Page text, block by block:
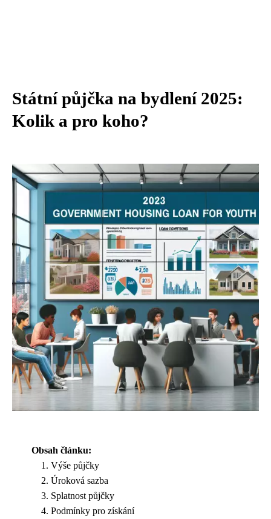
Státní půjčka na bydlení 2025:
Kolik a pro koho?
Obsah článku:
Výše půjčky
Úroková sazba
Splatnost půjčky
Podmínky pro získání